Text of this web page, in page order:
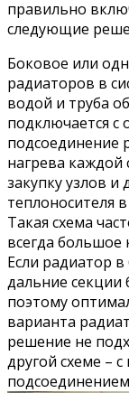
правильно
следующие
Боковое или
радиаторов в
водой и труба
подключается с
подсоединение
нагрева каждой
закупку узлов
теплоносителя
Такая схема
всегда большое
Если радиатор
дальние секции
поэтому
варианта
решение не
другой схеме –